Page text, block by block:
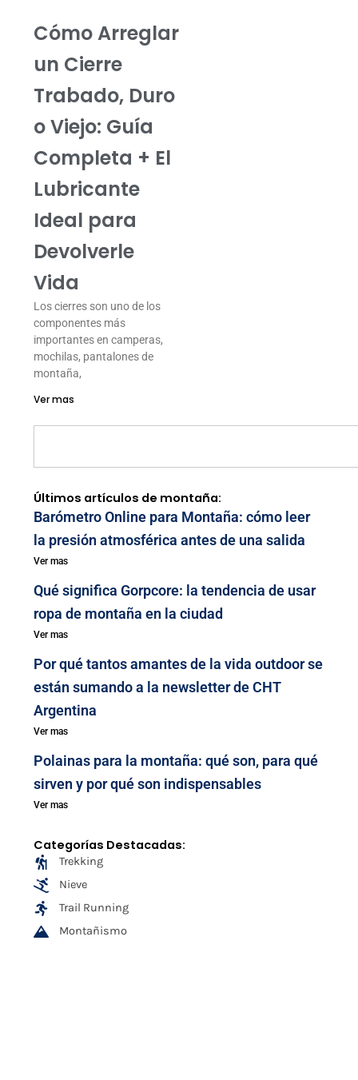
Cómo Arreglar
un Cierre
Trabado, Duro
o Viejo: Guía
Completa + El
Lubricante
Ideal para
Devolverle
Vida
Los cierres son uno de los
componentes más
importantes en camperas,
mochilas, pantalones de
montaña,
Ver mas
Últimos artículos de montaña:
Barómetro Online para Montaña: cómo leer
la presión atmosférica antes de una salida
Ver mas
Qué significa Gorpcore: la tendencia de usar
ropa de montaña en la ciudad
Ver mas
Por qué tantos amantes de la vida outdoor se
están sumando a la newsletter de CHT
Argentina
Ver mas
Polainas para la montaña: qué son, para qué
sirven y por qué son indispensables
Ver mas
Categorías Destacadas:
Trekking
Nieve
Trail Running
Montañismo